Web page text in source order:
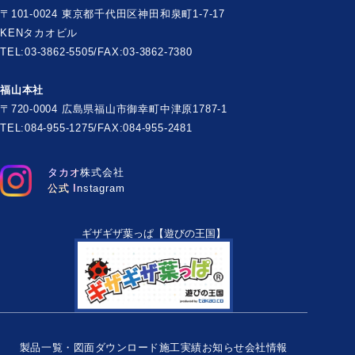
タカオ株式会社
公式 Instagram
〒101-0024 東京都千代田区神田和泉町1-7-17
KENタカオビル
TEL:03-3862-5505/FAX:03-3862-7380
福山本社
〒720-0004 広島県福山市御幸町中津原1787-1
TEL:084-955-1275/FAX:084-955-2481
ギザギザ葉っぱ【遊びの王国】
製品一覧・図面ダウンロード施工実績お知らせ会社情報